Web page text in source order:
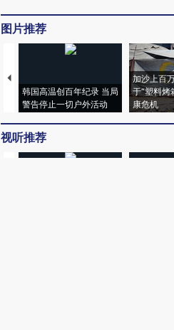
图片推荐
韩国高温创百年纪录 当局
警告停止一切户外活动
加沙上百
于“塑料烤
康危机
视听推荐